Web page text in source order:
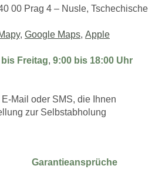
00 Prag 4 – Nusle, Tschechische
, Google Maps, Apple
Freitag, 9:00 bis 18:00 Uhr
Mail oder SMS, die Ihnen
zur Selbstabholung
Garantieansprüche